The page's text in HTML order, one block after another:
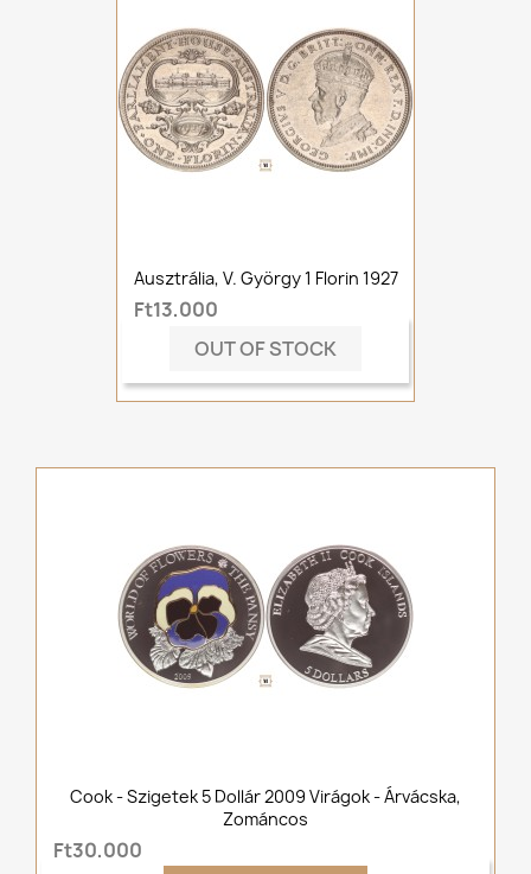
Ausztrália, V. György 1 Florin 1927
Ft13,000
OUT OF STOCK
Cook - Szigetek 5 Dollár 2009 Virágok - Árvácska,
Zománcos
Ft30,000